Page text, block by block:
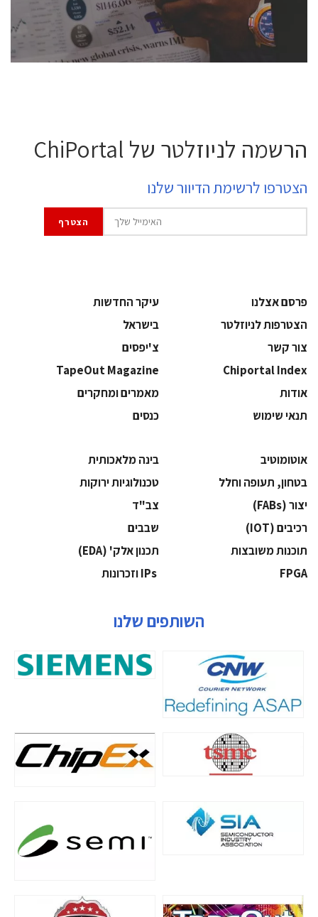
לחץ לפרטים
הרשמה לניוזלטר של ChiPortal
הצטרפו לרשימת הדיוור שלנו
פרסם אצלנו
עיקר החדשות
הצטרפות לניוזלטר
בישראל
צור קשר
צ'יפסים
Chiportal Index
TapeOut Magazine
אודות
מאמרים ומחקרים
תנאי שימוש
כנסים
אוטומוטיב
בינה מלאכותית
בטחון, תעופה וחלל
‫טכנולוגיות ירוקות‬
‫יצור (‪(FABs‬‬
‫צב"ד‬
‫רכיבים‬ (IOT)
‫שבבים‬
‫תוכנות משובצות‬
‫תכנון אלק' (‪(EDA‬‬
‫‪FPGA‬‬
השותפים שלנו